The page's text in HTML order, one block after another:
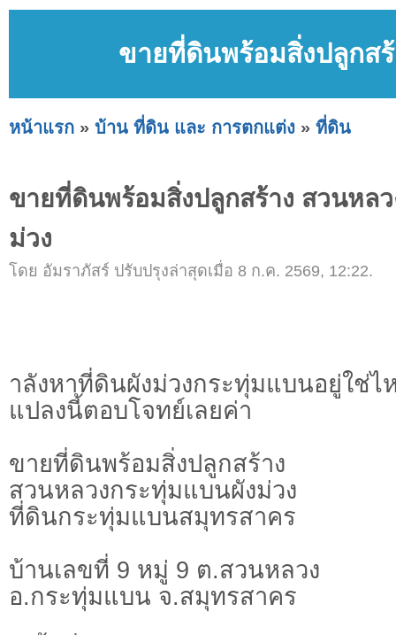
ขายที่ดินพร้อมสิ่งปลูกส
หน้าแรก » บ้าน ที่ดิน และ การตกแต่ง » ที่ดิน
ขายที่ดินพร้อมสิ่งปลูกสร้าง สวนหล
ม่วง
โดย อัมราภัสร์ ปรับปรุงล่าสุดเมื่อ 8 ก.ค. 2569, 12:22.
ำลังหาที่ดินผังม่วงกระทุ่มแบนอยู่ใช่ไ
แปลงนี้ตอบโจทย์เลยค่า
ขายที่ดินพร้อมสิ่งปลูกสร้าง
สวนหลวงกระทุ่มแบนผังม่วง
ที่ดินกระทุ่มแบนสมุทรสาคร
บ้านเลขที่ 9 หมู่ 9 ต.สวนหลวง
อ.กระทุ่มแบน จ.สมุทรสาคร